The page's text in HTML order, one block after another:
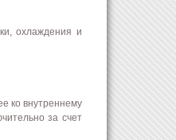
охлаждения и
ко внутреннему
за счет